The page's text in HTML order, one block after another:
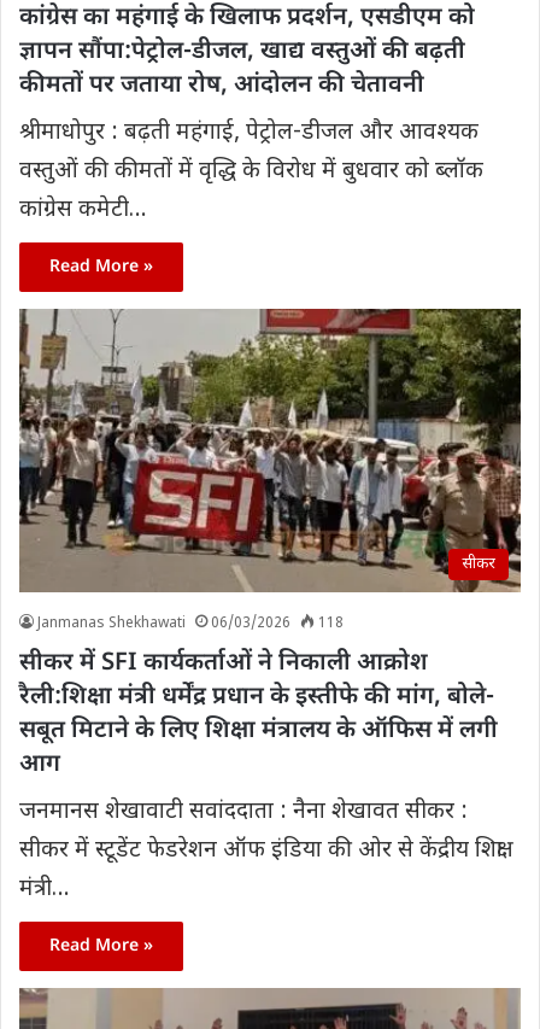
कांग्रेस का महंगाई के खिलाफ प्रदर्शन, एसडीएम को
ज्ञापन सौंपा:पेट्रोल-डीजल, खाद्य वस्तुओं की बढ़ती
कीमतों पर जताया रोष, आंदोलन की चेतावनी
श्रीमाधोपुर : बढ़ती महंगाई, पेट्रोल-डीजल और आवश्यक
वस्तुओं की कीमतों में वृद्धि के विरोध में बुधवार को ब्लॉक
कांग्रेस कमेटी…
Read More »
सीकर
Janmanas Shekhawati 06/03/2026 118
सीकर में SFI कार्यकर्ताओं ने निकाली आक्रोश
रैली:शिक्षा मंत्री धर्मेंद्र प्रधान के इस्तीफे की मांग, बोले-
सबूत मिटाने के लिए शिक्षा मंत्रालय के ऑफिस में लगी
आग
जनमानस शेखावाटी सवांददाता : नैना शेखावत सीकर :
सीकर में स्टूडेंट फेडरेशन ऑफ इंडिया की ओर से केंद्रीय शिक्षा
मंत्री…
Read More »